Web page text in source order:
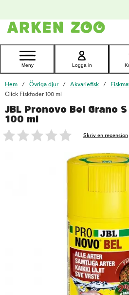
Kontakta
Meny Logga in
Hem Övriga djur Akvariefisk
Click Fiskfoder 100 ml
JBL Pronovo Bel Grano
100 ml
Skriv en recension
foo